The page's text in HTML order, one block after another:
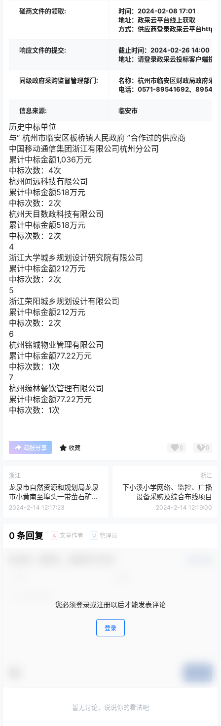
磋商文件的领取:
时间：2024-02-08 17:01
地址：政采云平台线上获取
方式：供应商登录政采云平台
响应文件的提交:
截止时间：2024-02-26 14:00
地址：请登录政采云投标客户端投标
同级政府采购监督管理部门:
名称：杭州市临安区财政局政府采
电话：0571-89541692、
信息来源: 临安市
历史中标单位
与“ 杭州市临安区板桥镇人民政府 ”合作过的供应商
中国移动通信集团浙江有限公司杭州分公司
累计中标金额1,036万元
中标次数：4次
杭州闻远科技有限公司
累计中标金额518万元
中标次数：2次
杭州天目数政科技有限公司
累计中标金额518万元
中标次数：2次
4
浙江大学城乡规划设计研究院有限公司
累计中标金额212万元
中标次数：2次
5
浙江荣阳城乡规划设计有限公司
累计中标金额212万元
中标次数：2次
6
杭州铭城物业管理有限公司
累计中标金额77.22万元
中标次数：1次
7
杭州缘林餐饮管理有限公司
累计中标金额77.22万元
中标次数：1次
海报分享 收藏 0 0
浙江
龙泉市自然资源和规划局龙泉
市小黄南至埠头一带萤石矿地
质勘查项目
2024-2-14 12:17:23
浙江
下小溪小学网络、监控、广播
设备采购及综合布线项目
2024-2-14 12:19:00
0 条回复 A 文章作者 M 管理员
您必须登录或注册以后才能发表评论
登录
暂无讨论，说说你的看法吧